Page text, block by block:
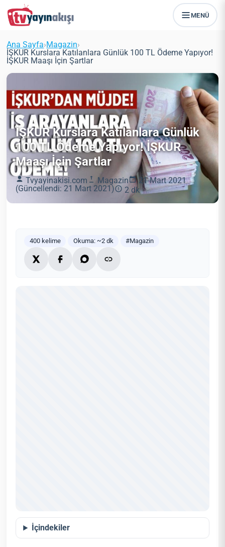
MENÜ
Ana Sayfa›Magazin›
İŞKUR Kurslara Katılanlara Günlük 100 TL Ödeme Yapıyor!
İŞKUR Maaşı İçin Şartlar
İŞKUR Kurslara Katılanlara Günlük
100 TL Ödeme Yapıyor! İŞKUR
Maaşı İçin Şartlar
Tvyayinakisi.com Magazin
21 Mart 2021
(Güncellendi: 21 Mart 2021)
2 dk
400 kelime Okuma: ~2 dk #Magazin
İçindekiler